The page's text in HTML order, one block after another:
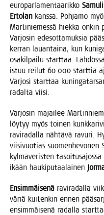
euro­par­la­men­taa­rik­ko
Erto­lan kans­sa. Poh­ja­mo
Mar­ti­nie­mes­sä hiek­ka onkin
Var­jo­sin ede­sot­ta­muk­sia
ker­ran lau­an­tai­na, kun
osa­kil­pai­lu start­taa.
istuu rei­lut 60 000 start­tia
Var­jo­si start­taa
radal­ta viisi.
Var­jo­sin majai­lee
löy­tyy myös toi­nen
ravi­ra­dal­la näh­tä­vä ravu­ri.
vii­si­vuo­tias suo­men­he­vo­nen
kyl­mä­ve­ris­ten
ikään hau­ki­pu­taa­lai­nen
Ensim­mäi­se­nä ravi­ra­dal­la
väriä kui­ten­kin ennen
ensim­mäi­se­nä radal­la